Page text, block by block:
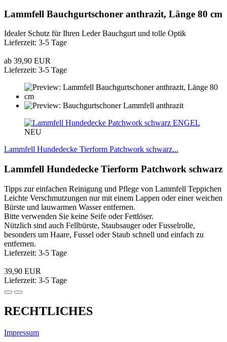
Lammfell Bauchgurtschoner anthrazit, Länge 80 cm
Idealer Schutz für Ihren Leder Bauchgurt und tolle Optik
Lieferzeit: 3-5 Tage
ab 39,90 EUR
Lieferzeit: 3-5 Tage
ENGEL
NEU
Lammfell Hundedecke Tierform Patchwork schwarz...
Lammfell Hundedecke Tierform Patchwork schwarz
Tipps zur einfachen Reinigung und Pflege von Lammfell Teppichen
Leichte Verschmutzungen nur mit einem Lappen oder einer weichen
Bürste und lauwarmen Wasser entfernen.
Bitte verwenden Sie keine Seife oder Fettlöser.
Nützlich sind auch Fellbürste, Staubsauger oder Fusselrolle,
besonders um Haare, Fussel oder Staub schnell und einfach zu
entfernen.
Lieferzeit: 3-5 Tage
39,90 EUR
Lieferzeit: 3-5 Tage
RECHTLICHES
Impressum